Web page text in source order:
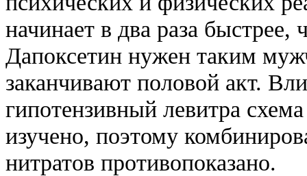
начинает в два раза
Дапоксетин нужен таким
заканчивают половой акт.
гипотензивный левитра
изучено, поэтому
нитратов противопоказано.